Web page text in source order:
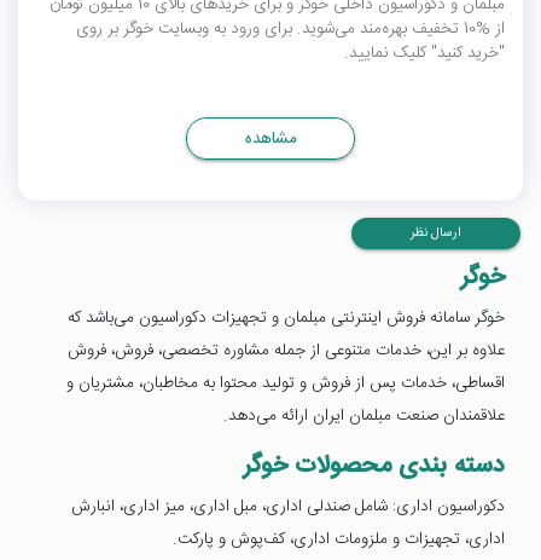
از %10 تخفیف بهره‌مند می‌شوید. برای ورود به وبسایت خوگر بر روی
"خرید کنید" کلیک نمایید.
مشاهده
ارسال نظر
خوگر
خوگر سامانه فروش اینترنتی مبلمان و تجهیزات دکوراسیون می‌باشد که
علاوه بر این، خدمات متنوعی از جمله مشاوره تخصصی، فروش، فروش
اقساطی، خدمات پس از فروش و تولید محتوا به مخاطبان، مشتریان و
علاقمندان صنعت مبلمان ایران ارائه می‌دهد.
دسته بندی محصولات خوگر
دکوراسیون اداری: شامل صندلی اداری، مبل اداری، میز اداری، انبارش
اداری، تجهیزات و ملزومات اداری، کف‌پوش و پارکت.